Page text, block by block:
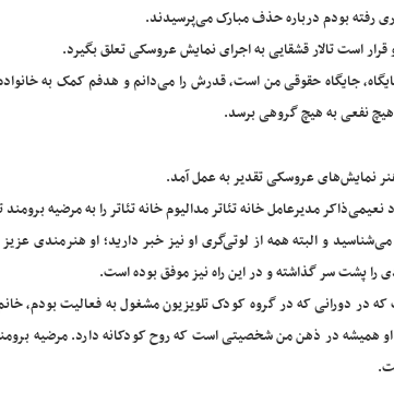
رفته بودم درباره حذف مبارک می‌پرسیدند.
جایگاه حقوقی من است، قدرش را می‌دانم و هدفم کمک به
هیچ نفعی به هیچ گروهی برسد.
نمایش‌های عروسکی تقدیر به عمل آمد.
مدیرعامل خانه تئاتر مدالیوم خانه تئاتر را به مرضیه برومند
و البته همه از لوتی‌گری او نیز خبر دارید؛ او هنرمندی
پشت سر گذاشته و در این راه نیز موفق بوده است.
در دورانی که در گروه کودک تلویزیون مشغول به فعالیت بودم،
او همیشه در ذهن من شخصیتی است که روح کودکانه دارد. مرضیه